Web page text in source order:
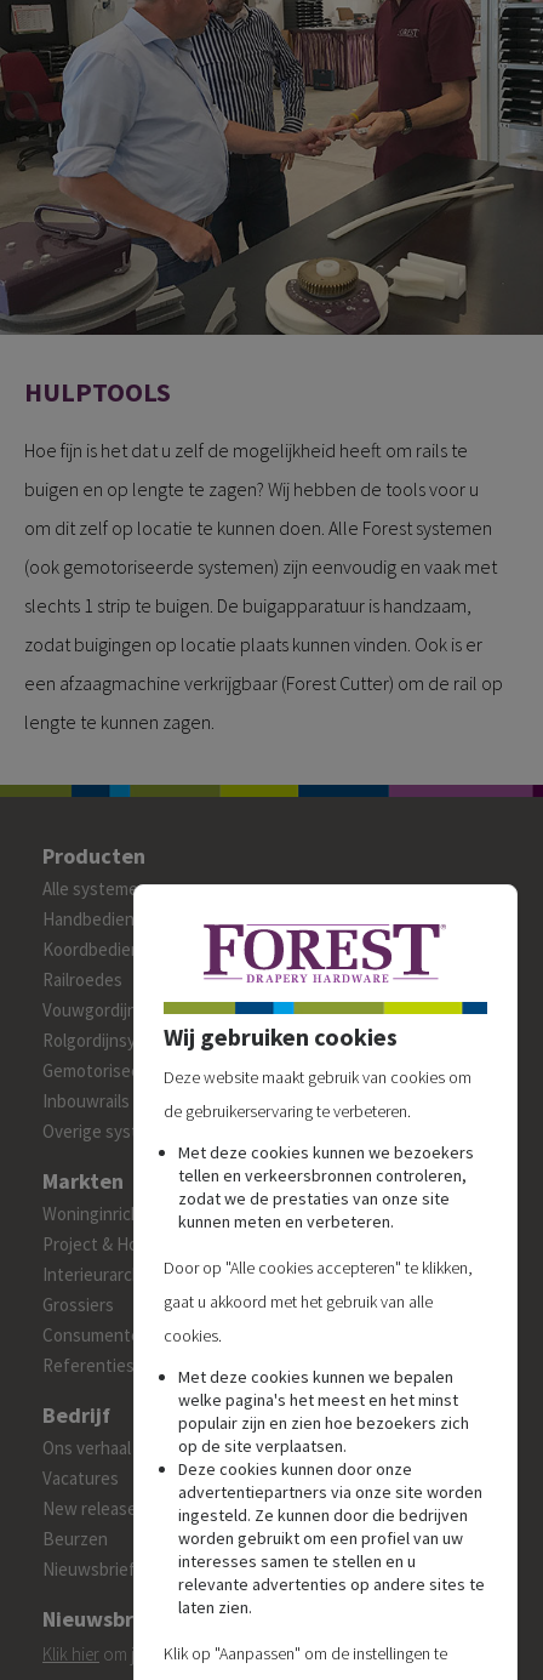
HULPTOOLS
Hoe fijn is het dat u zelf de mogelijkheid heeft om rails te
buigen en op lengte te zagen? Wij hebben de tools voor u
om dit zelf op locatie te kunnen doen. Alle Forest systemen
(ook gemotoriseerde systemen) zijn eenvoudig en vaak met
slechts 1 strip te buigen. De buigapparatuur is handzaam,
zodat buigingen op locatie plaats kunnen vinden. Ook is er
een afzaagmachine verkrijgbaar (Forest Cutter) om de rail op
lengte te kunnen zagen.
Producten
Alle systemen
Handbediende gordijnrails
Koordbediende gordijnrails
Railroedes
Vouwgordijnsystemen
Rolgordijnsystemen
Gemotoriseerde systemen
Inbouwrails
Overige systemen
Markten
Woninginrichters en interieuradviseurs
Project & Hospitality
Interieurarchitecten
Grossiers
Consumenten
Referenties
Bedrijf
Ons verhaal
Vacatures
New releases
Beurzen
Nieuwsbrief
Nieuwsbrief
Klik hier om je aan te melden voor de Forest 'On Track'
Wij gebruiken cookies
Deze website maakt gebruik van cookies om
de gebruikerservaring te verbeteren.
Met deze cookies kunnen we bezoekers
tellen en verkeersbronnen controleren,
zodat we de prestaties van onze site
kunnen meten en verbeteren.
Door op "Alle cookies accepteren" te klikken,
gaat u akkoord met het gebruik van alle
cookies.
Met deze cookies kunnen we bepalen
welke pagina's het meest en het minst
populair zijn en zien hoe bezoekers zich
op de site verplaatsen.
Deze cookies kunnen door onze
advertentiepartners via onze site worden
ingesteld. Ze kunnen door die bedrijven
worden gebruikt om een profiel van uw
interesses samen te stellen en u
relevante advertenties op andere sites te
laten zien.
Klik op "Aanpassen" om de instellingen te